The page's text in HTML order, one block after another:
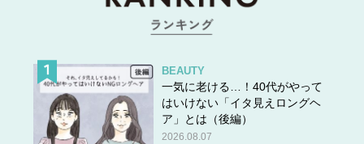
BEAUTY
一気に老ける…！40代がやって
はいけない「イタ見えロングヘ
ア」とは（後編）
2026.08.07